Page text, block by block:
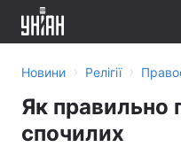
Новини › Релігії ›
Як правильно
спочилих